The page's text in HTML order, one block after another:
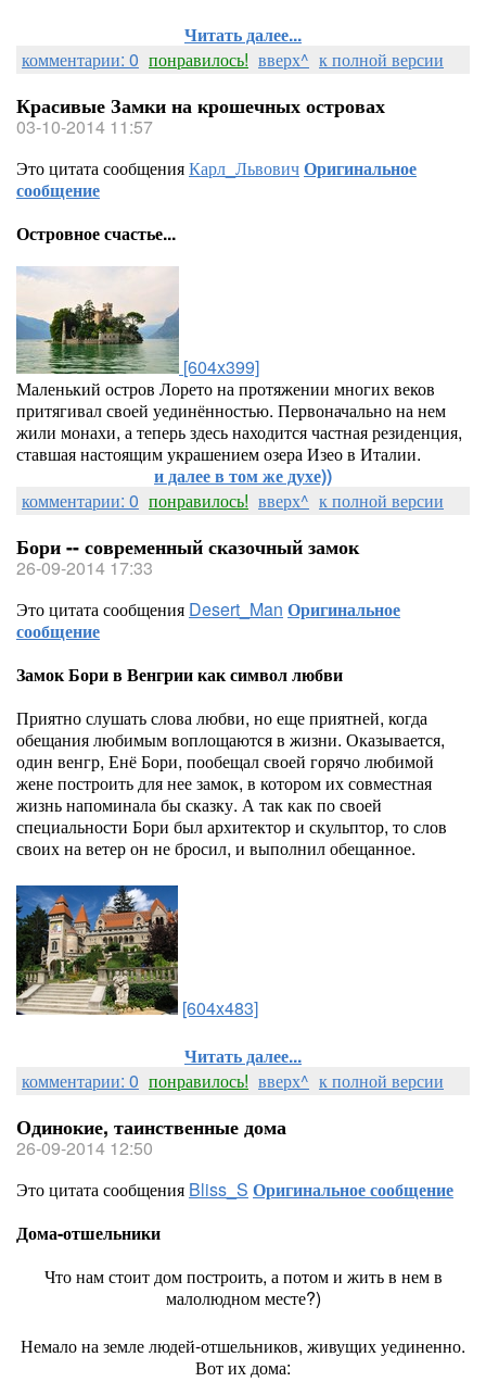
Читать далее...
комментарии: 0 понравилось! вверх^ к полной версии
Красивые Замки на крошечных островах
03-10-2014 11:57
Это цитата сообщенияКарл_ЛьвовичОригинальное
сообщение
Островное счастье...
[604x399]
Маленький остров Лорето на протяжении многих веков
притягивал своей уединённостью. Первоначально на нем
жили монахи, а теперь здесь находится частная резиденция,
ставшая настоящим украшением озера Изео в Италии.
и далее в том же духе))
комментарии: 0 понравилось! вверх^ к полной версии
Бори -- современный сказочный замок
26-09-2014 17:33
Это цитата сообщения Desert_Man Оригинальное
сообщение
Замок Бори в Венгрии как символ любви
Приятно слушать слова любви, но еще приятней, когда
обещания любимым воплощаются в жизни. Оказывается,
один венгр, Енё Бори, пообещал своей горячо любимой
жене построить для нее замок, в котором их совместная
жизнь напоминала бы сказку. А так как по своей
специальности Бори был архитектор и скульптор, то слов
своих на ветер он не бросил, и выполнил обещанное.
[604x483]
Читать далее...
комментарии: 0 понравилось! вверх^ к полной версии
Одинокие, таинственные дома
26-09-2014 12:50
Это цитата сообщения Bliss_S Оригинальное сообщение
Дома-отшельники
Что нам стоит дом построить, а потом и жить в нем в
малолюдном месте?)
Немало на земле людей-отшельников, живущих уединенно.
Вот их дома: